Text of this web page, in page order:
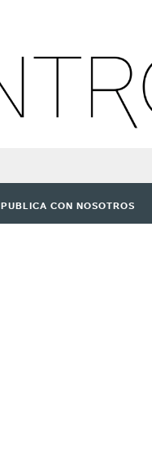
PUBLICA CON NOSOTROS